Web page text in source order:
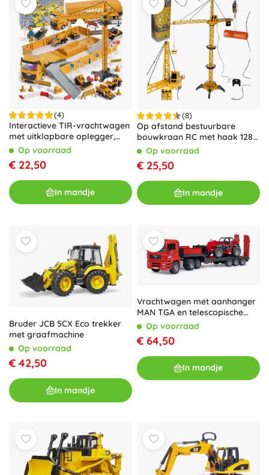
(4)
Interactieve TIR-vrachtwagen
met uitklapbare oplegger,
kraan en vorkheftruck –
bouwset
Op voorraad
€ 22,50
In mandje
(8)
Op afstand bestuurbare
bouwkraan RC met haak 128
cmOp voorraad
€ 25,50
In mandje
Bruder JCB 5CX Eco trekker
met graafmachine
Op voorraad
€ 42,50
In mandje
Vrachtwagen met aanhanger
MAN TGA en telescopische
lader Manitou 1:16
Op voorraad
€ 64,50
In mandje